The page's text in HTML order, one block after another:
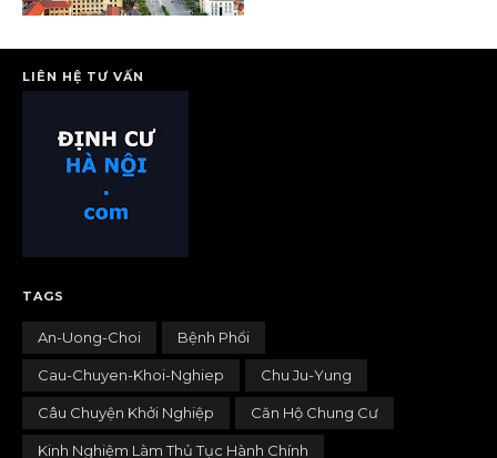
LIÊN HỆ TƯ VẤN
TAGS
An-Uong-Choi Bệnh Phổi
Cau-Chuyen-Khoi-Nghiep Chu Ju-Yung
Câu Chuyện Khởi Nghiệp Căn Hộ Chung Cư
Kinh Nghiệm Làm Thủ Tục Hành Chính